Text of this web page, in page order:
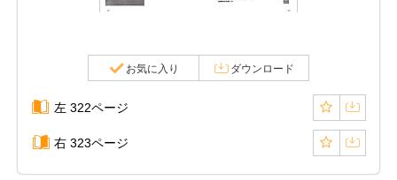
お気に入り ダウンロード
左 322ページ
右 323ページ